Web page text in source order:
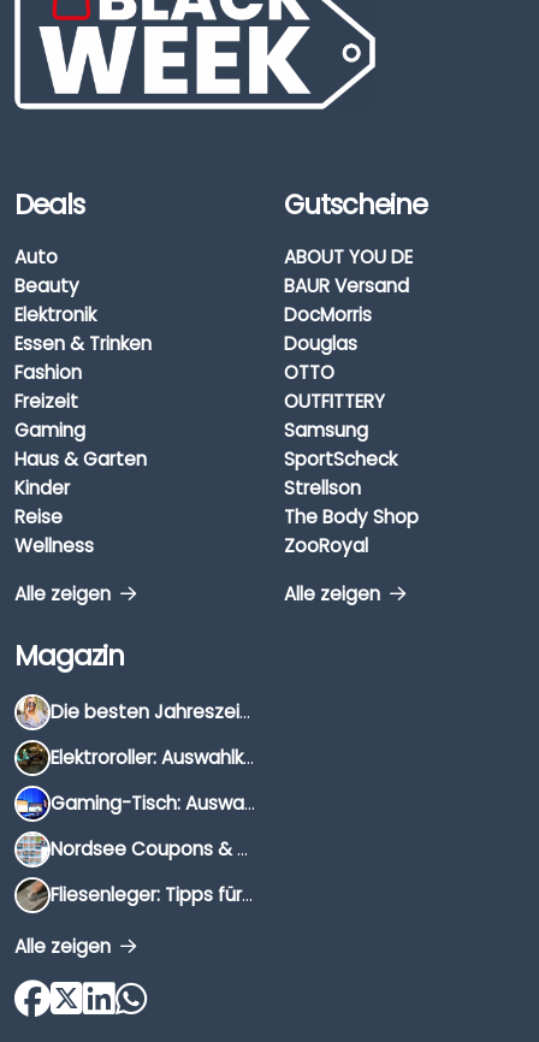
Deals
Auto
Beauty
Elektronik
Essen & Trinken
Fashion
Freizeit
Gaming
Haus & Garten
Kinder
Reise
Wellness
Alle zeigen
Gutscheine
ABOUT YOU DE
BAUR Versand
DocMorris
Douglas
OTTO
OUTFITTERY
Samsung
SportScheck
Strellson
The Body Shop
ZooRoyal
Alle zeigen
Magazin
Die besten Jahreszeiten für Schnäppchenjäger
Elektroroller: Auswahlkriterien, Unterschiede & Tipps
Gaming-Tisch: Auswahlkriterien, Unterschiede & Tipps
Nordsee Coupons & Gutscheine 2026
Fliesenleger: Tipps für die Auswahl
Alle zeigen